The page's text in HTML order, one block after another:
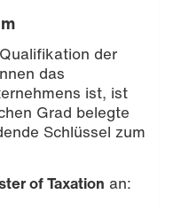
der
das
ist, ist
Grad belegte
Schlüssel zum
of Taxation an: